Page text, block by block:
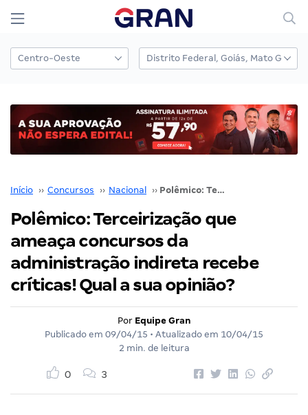
Início ›› Concursos ›› Nacional ›› Polêmico: Terceirização que ameaça concursos da administração indireta recebe críticas! Qual a sua opinião?
Polêmico: Terceirização que
ameaça concursos da
administração indireta recebe
críticas! Qual a sua opinião?
Por Equipe Gran
Publicado em 09/04/15 • Atualizado em 10/04/15
2 min. de leitura
0 3